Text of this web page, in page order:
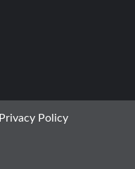
Privacy Policy